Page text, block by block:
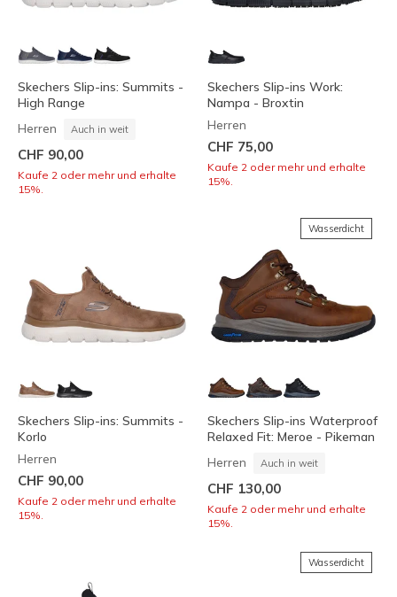
Skechers Slip-ins: Summits -
High Range
Herren Auch in weit
CHF 90,00
Kaufe 2 oder mehr und erhalte
15%.
Skechers Slip-ins Work:
Nampa - Broxtin
Herren
CHF 75,00
Kaufe 2 oder mehr und erhalte
15%.
Skechers Slip-ins: Summits -
Korlo
Herren
CHF 90,00
Kaufe 2 oder mehr und erhalte
15%.
Wasserdicht
Skechers Slip-ins Waterproof
Relaxed Fit: Meroe - Pikeman
Herren Auch in weit
CHF 130,00
Kaufe 2 oder mehr und erhalte
15%.
Wasserdicht